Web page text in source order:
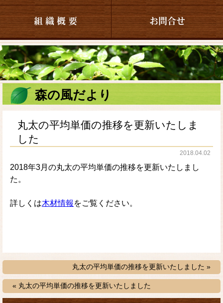
組 織 概 要 お問合せ
森の風だより
丸太の平均単価の推移を更新いたしま
した
2018.04.02
2018年3月の丸太の平均単価の推移を更新いたしまし
た。
詳しくは木材情報 をご覧ください。
丸太の平均単価の推移を更新いたしました »
« 丸太の平均単価の推移を更新いたしました